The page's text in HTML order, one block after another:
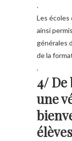
.
Les écoles
ainsi
générales
de la
.
4/
une
élèves